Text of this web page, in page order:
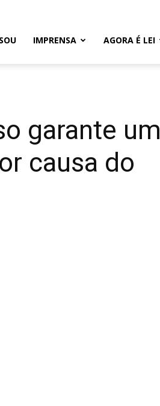
IMPRENSA AGORA É LEI
garante um
causa do